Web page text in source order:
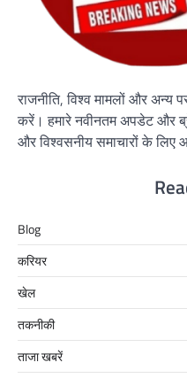
राजनीति, विश्व मामलों और अन्य
करें। हमारे नवीनतम अपडेट और
और विश्वसनीय समाचारों के लिए
Blog
करियर
खेल
तकनीकी
ताजा खबरें